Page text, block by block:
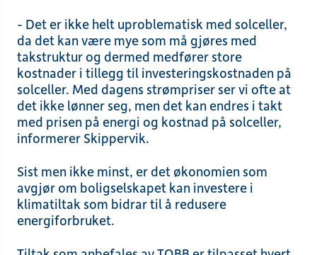
- Det er ikke helt uproblematisk med solceller,
da det kan være mye som må gjøres med
takstruktur og dermed medfører store
kostnader i tillegg til investeringskostnaden på
solceller. Med dagens strømpriser ser vi ofte at
det ikke lønner seg, men det kan endres i takt
med prisen på energi og kostnad på solceller,
informerer Skippervik.
Sist men ikke minst, er det økonomien som
avgjør om boligselskapet kan investere i
klimatiltak som bidrar til å redusere
energiforbruket.